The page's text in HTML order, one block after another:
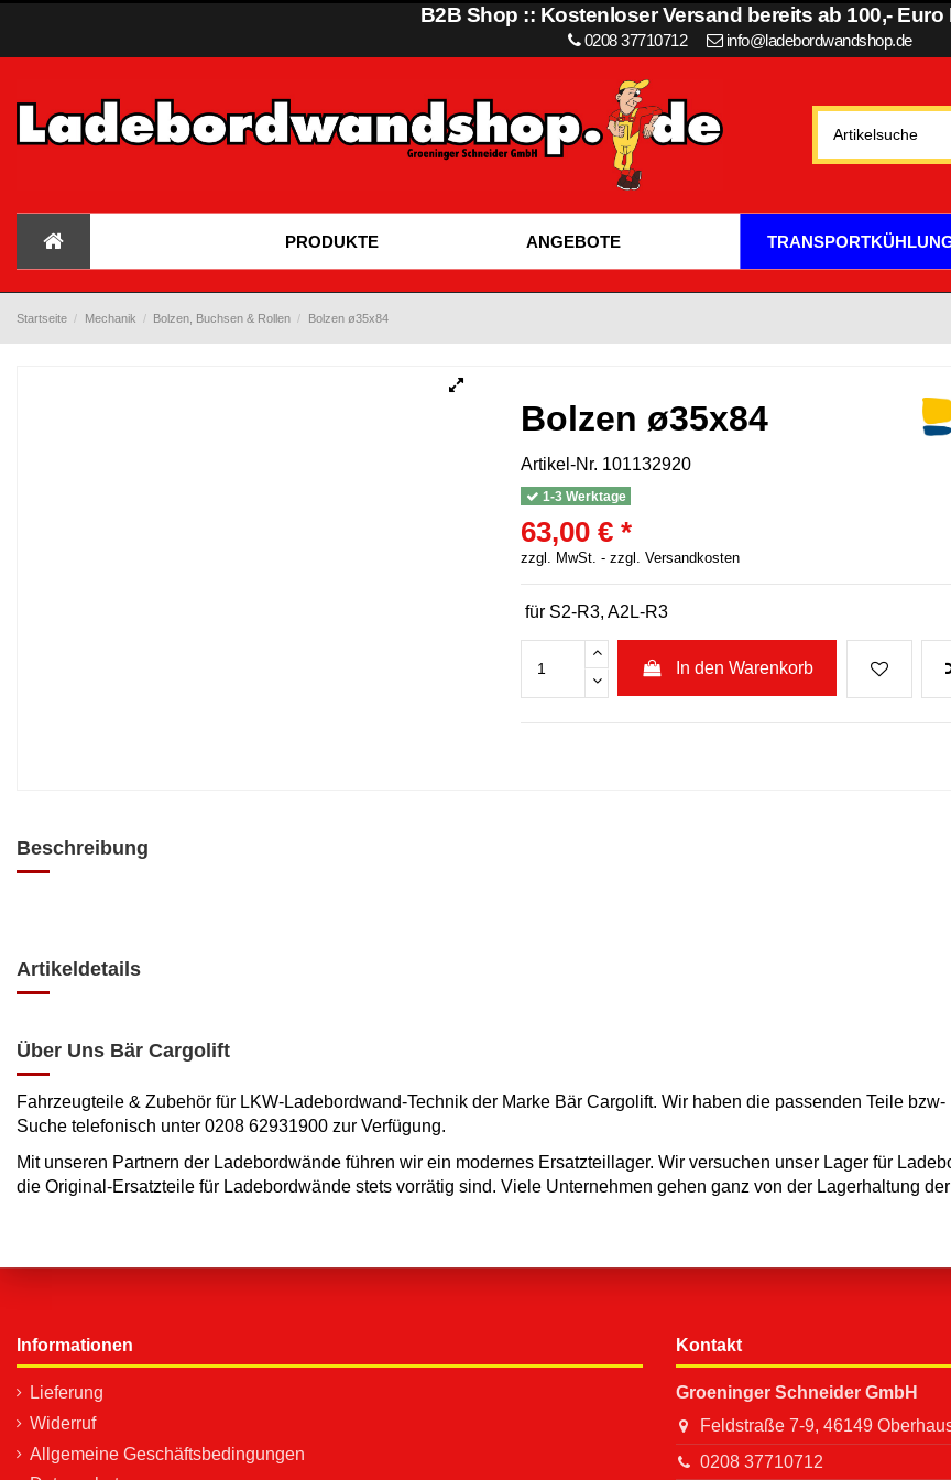
B2B Shop :: Kostenloser Versand bereits ab 100,- Euro
0208 37710712 info@ladebordwandshop.de
PRODUKTE ANGEBOTE
Startseite Mechanik Bolzen, Buchsen & Rollen Bolzen ø35x84
Bolzen ø35x84
Artikel-Nr. 101132920
1-3 Werktage
63,00 € *
zzgl. MwSt. - zzgl. Versandkosten
für S2-R3, A2L-R3
In den Warenkorb
Beschreibung
Artikeldetails
Über Uns Bär Cargolift
Fahrzeugteile & Zubehör für LKW-Ladebordwand-Technik der Marke Bär Cargolift. Wir haben die passenden Teile
Suche telefonisch unter 0208 62931900 zur Verfügung.
Mit unseren Partnern der Ladebordwände führen wir ein modernes Ersatzteillager. Wir versuchen unser Lager für
die Original-Ersatzteile für Ladebordwände stets vorrätig sind. Viele Unternehmen gehen ganz von der Lagerhaltung
Informationen
Lieferung
Widerruf
Allgemeine Geschäftsbedingungen
Kontakt
Groeninger Schneider GmbH
Feldstraße 7-9, 46149
0208 37710712